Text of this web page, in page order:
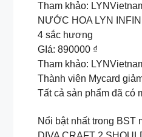
Tham khảo:
NƯỚC HOA LYN
4 sắc hương
GIá: 890000 ₫
Tham khảo:
Thành viên Mycard
Tất cả sản phẩm đã có
Nổi bật nhất trong BST